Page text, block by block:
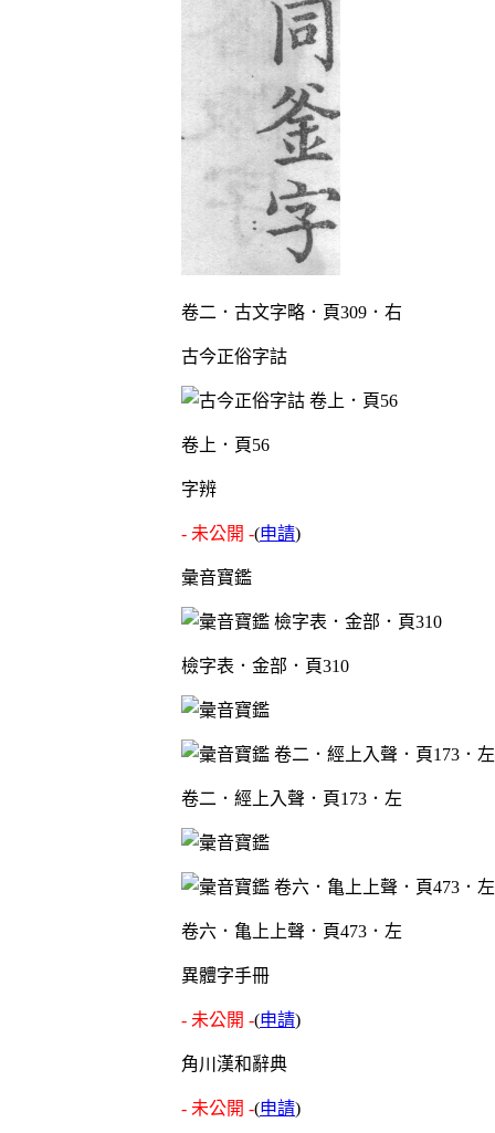
卷二．古文字略．頁309．右
古今正俗字詁
卷上．頁56
字辨
- 未公開 -(申請)
彙音寶鑑
檢字表．金部．頁310
卷二．經上入聲．頁173．左
卷六．亀上上聲．頁473．左
異體字手冊
- 未公開 -(申請)
角川漢和辭典
- 未公開 -(申請)